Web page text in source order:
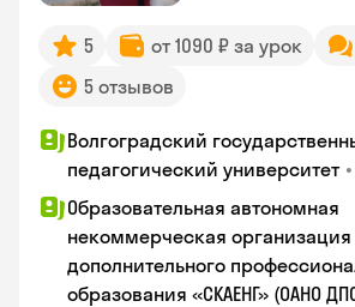
5 от 1090 ₽ за урок
5 отзывов
Волгоградский
педагогический университет •
Образовательная автономная
некоммерческая организация
дополнительного
образования «СКАЕНГ» (ОАНО